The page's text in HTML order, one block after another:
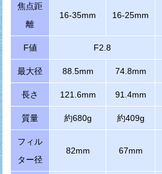
焦点距
離
16-35mm 16-25mm
F値 F2.8
最大径 88.5mm 74.8mm
長さ 121.6mm 91.4mm
質量 約680g 約409g
フィル
ター径
82mm 67mm